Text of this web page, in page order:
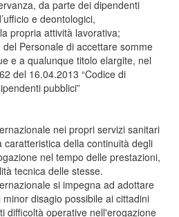
da parte dei dipendenti
e deontologici,
propria attività lavorativa;
Personale di accettare somme
e a qualunque titolo elargite, nel
del 16.04.2013 “Codice di
pubblici”
nei propri servizi sanitari
della continuità degli
nel tempo delle prestazioni,
tecnica delle stesse.
si impegna ad adottare
disagio possibile ai cittadini
difficoltà operative nell'erogazione